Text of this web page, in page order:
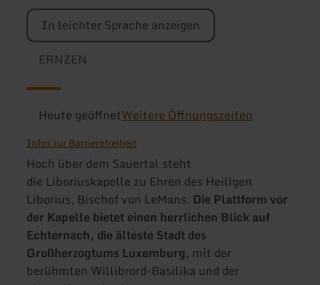
In leichter Sprache anzeigen
ERNZEN
Heute geöffnetWeitere Öffnungszeiten
Infos zur Barrierefreiheit
Hoch über dem Sauertal steht
die Liboriuskapelle zu Ehren des Heiligen
Liborius, Bischof von LeMans. Die Plattform vor
der Kapelle bietet einen herrlichen Blick auf
Echternach, die älteste Stadt des
Großherzogtums Luxemburg, mit der
berühmten Willibrord-Basilika und der